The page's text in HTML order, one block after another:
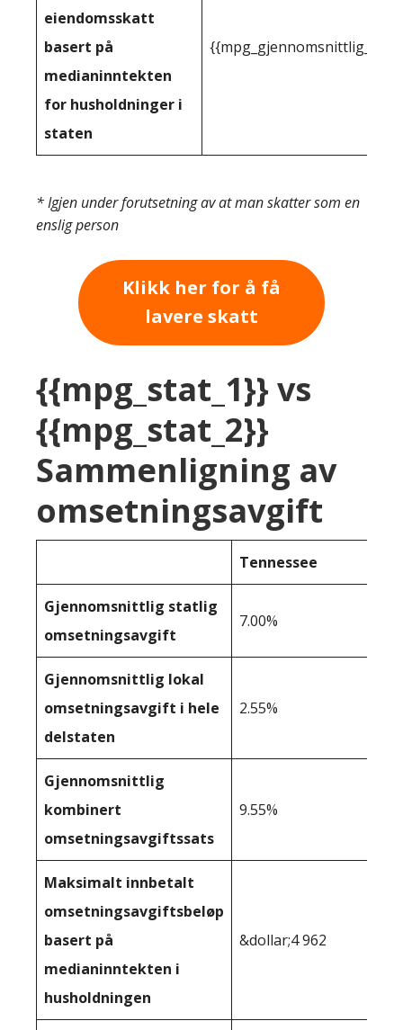
eiendomsskatt
basert på
medianinntekten
for husholdninger i
staten
* Igjen under forutsetning av at man skatter som en
enslig person
Klikk her for å få
lavere skatt
{{mpg_stat_1}} vs
{{mpg_stat_2}}
Sammenligning av
omsetningsavgift
Tennessee
Gjennomsnittlig statlig
omsetningsavgift
7.00%
Gjennomsnittlig lokal
omsetningsavgift i hele
delstaten
2.55%
Gjennomsnittlig
kombinert
omsetningsavgiftssats
9.55%
Maksimalt innbetalt
omsetningsavgiftsbeløp
basert på
medianinntekten i
husholdningen
&dollar;4 962